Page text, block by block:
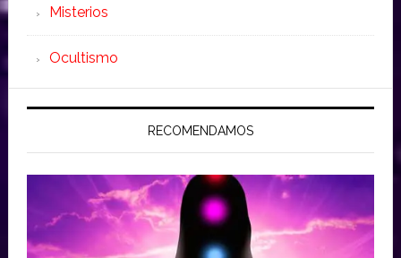
Misterios
Ocultismo
RECOMENDAMOS